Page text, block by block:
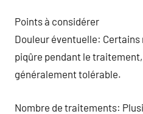
Points à considérer
Douleur éventuelle:
piqûre pendant le
généralement tolérable.
Nombre de traitements: